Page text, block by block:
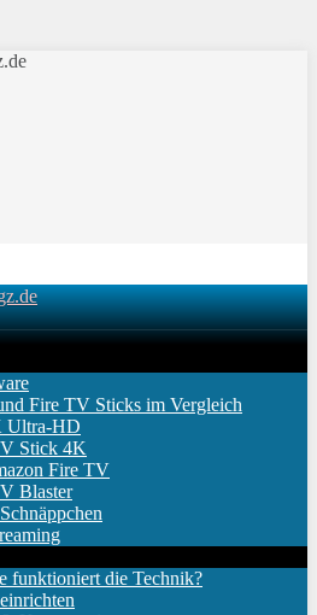
Fire TV Sticks im Vergleich
Ultra-HD
Stick 4K
Fire TV
Blaster
funktioniert die Technik?